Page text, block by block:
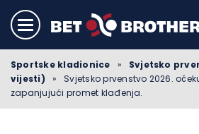
Sportske kladionice »
Svjetsko
vijesti)
»
Svjetsko prvenstvo 2026.
zapanjujući promet klađenja.